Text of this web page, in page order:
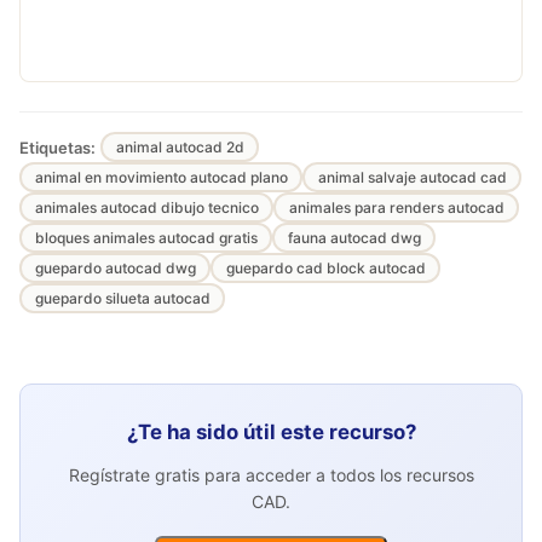
Etiquetas:
animal autocad 2d
animal en movimiento autocad plano
animal salvaje autocad cad
animales autocad dibujo tecnico
animales para renders autocad
bloques animales autocad gratis
fauna autocad dwg
guepardo autocad dwg
guepardo cad block autocad
guepardo silueta autocad
¿Te ha sido útil este recurso?
Regístrate gratis para acceder a todos los recursos
CAD.